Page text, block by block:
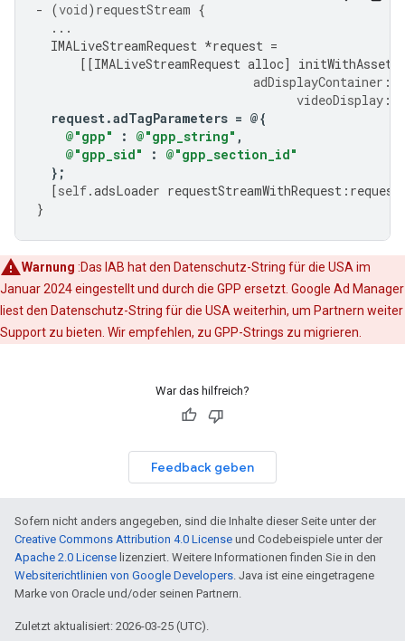
- (void) requestStream {
...
IMALiveStreamRequest *request =
[[IMALiveStreamRequest alloc]
adDisplayContainer :
videoDisplay :
request.adTagParameters = @{
@"gpp"
: @"gpp_string" ,
@"gpp_sid"
:
@"gpp_section_id"
} ;
[self.adsLoader requestStreamWithRequest : request
}
Warnung :Das IAB hat den Datenschutz-String für die USA im
Januar 2024 eingestellt und durch die GPP ersetzt. Google Ad Manager
liest den Datenschutz-String für die USA weiterhin, um Partnern weiter
Support zu bieten. Wir empfehlen, zu GPP-Strings zu migrieren.
War das hilfreich?
Feedback geben
Sofern nicht anders angegeben, sind die Inhalte dieser Seite unter der
Creative Commons Attribution 4.0 License und Codebeispiele unter der
Apache 2.0 License lizenziert. Weitere Informationen finden Sie in den
Websiterichtlinien von Google Developers. Java ist eine eingetragene
Marke von Oracle und/oder seinen Partnern.
Zuletzt aktualisiert: 2026-03-25 (UTC).